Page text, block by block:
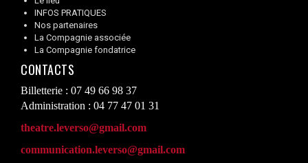
INFOS PRATIQUES
Nos partenaires
La Compagnie associée
La Compagnie fondatrice
CONTACTS
Billetterie : 07 49 66 98 37
Administration : 04 77 47 01 31
theatre.leverso@gmail.com
communication.leverso@gmail.com